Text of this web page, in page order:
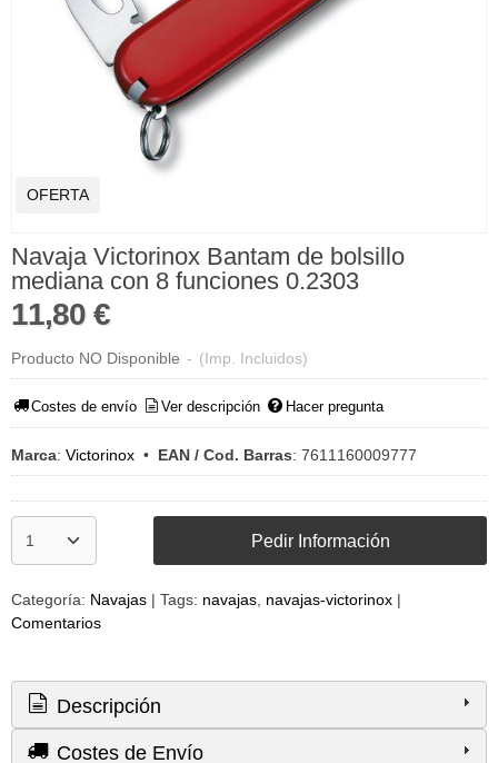
OFERTA
Navaja Victorinox Bantam de bolsillo
mediana con 8 funciones 0.2303
11,80 €
Producto NO Disponible - (Imp. Incluidos)
Costes de envío Ver descripción Hacer pregunta
Marca: Victorinox • EAN / Cod. Barras: 7611160009777
Pedir Información
Categoría: Navajas | Tags: navajas navajas-victorinox |
Comentarios
Descripción
Costes de Envío